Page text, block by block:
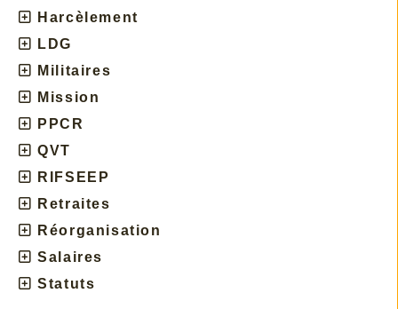
Harcèlement
LDG
Militaires
Mission
PPCR
QVT
RIFSEEP
Retraites
Réorganisation
Salaires
Statuts